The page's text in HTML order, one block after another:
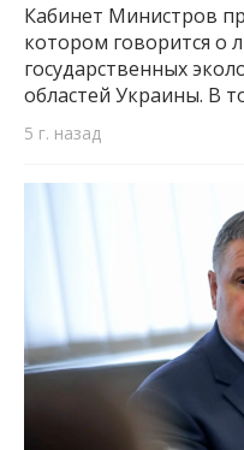
Кабинет Министров
котором говорится о
государственных
областей Украины. В
5 г. назад